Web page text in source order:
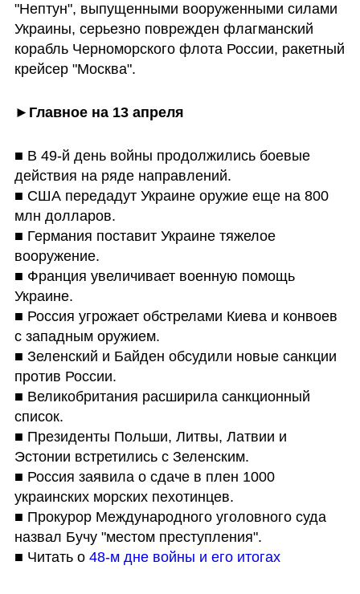
"Нептун", выпущенными вооруженными силами
Украины, серьезно поврежден флагманский
корабль Черноморского флота России, ракетный
крейсер "Москва".
►Главное на 13 апреля
■ В 49-й день войны продолжились боевые
действия на ряде направлений.
■ США передадут Украине оружие еще на 800
млн долларов.
■ Германия поставит Украине тяжелое
вооружение.
■ Франция увеличивает военную помощь
Украине.
■ Россия угрожает обстрелами Киева и конвоев
с западным оружием.
■ Зеленский и Байден обсудили новые санкции
против России.
■ Великобритания расширила санкционный
список.
■ Президенты Польши, Литвы, Латвии и
Эстонии встретились с Зеленским.
■ Россия заявила о сдаче в плен 1000
украинских морских пехотинцев.
■ Прокурор Международного уголовного суда
назвал Бучу "местом преступления".
■ Читать о 48-м дне войны и его итогах